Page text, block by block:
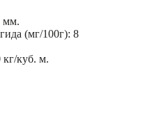
мм.
(мг/100г): 8
кг/куб. м.